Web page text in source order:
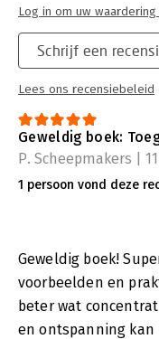
Schrijf een
Lees ons recensiebeleid
Log in om uw
Geweldig boek:
P. Scheepmakers |
1 persoon vond deze
Geweldig boek!
voorbeelden en
beter wat
en ontspanning